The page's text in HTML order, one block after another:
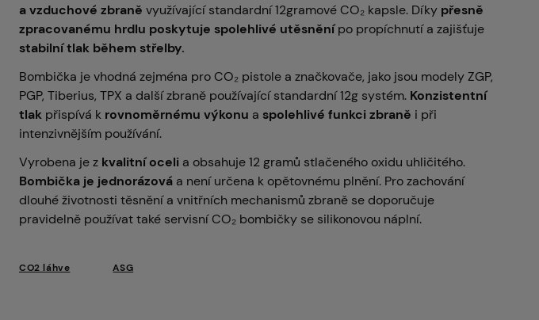
a vzduchové zbraně využívající standardní 12gramové CO₂ kapsle. Díky přesně
zpracovanému hrdlu poskytuje spolehlivé utěsněnípo propíchnutí a zajišťuje
stabilní tlak během střelby.
Bombička je vhodná zejména pro CO₂ pistole a značkovače, jako jsou modely ZGP,
PGP, Tiberius, TPX a další zbraně používající standardní 12g systém. Konzistentní
tlak přispívá k rovnoměrnému výkonu a spolehlivé funkci zbraně i při
intenzivnějším používání.
Vyrobena je z kvalitní oceli a obsahuje 12 gramů stlačeného oxidu uhličitého.
Bombička je jednorázová a není určena k opětovnému plnění. Pro zachování
dlouhé životnosti těsnění a vnitřních mechanismů zbraně se doporučuje
pravidelně používat také servisní CO₂ bombičky se silikonovou náplní.
CO2 láhve ASG